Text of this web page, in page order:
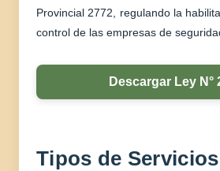
Provincial 2772, regulando la
control de las empresas de
Descargar Ley N°
Tipos de Servicios